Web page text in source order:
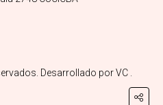
Desarrollado porVC